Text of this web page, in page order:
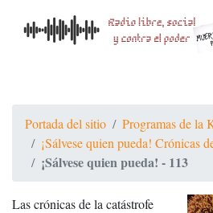
Portada del sitio
Programas de la
¡Sálvese quien pueda! Crónicas
¡Sálvese quien pueda! - 113
Las crónicas de la catástrofe